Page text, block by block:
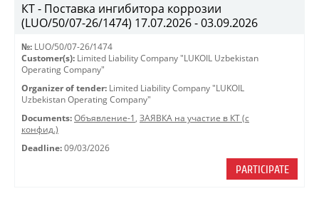
КТ - Поставка ингибитора коррозии
(LUO/50/07-26/1474) 17.07.2026 - 03.09.2026
№: LUO/50/07-26/1474
Customer(s): Limited Liability Company "LUKOIL Uzbekistan
Operating Company"
Organizer of tender: Limited Liability Company "LUKOIL
Uzbekistan Operating Company"
Documents: Объявление-1 , ЗАЯВКА на участие в КТ (с
конфид.)
Deadline: 09/03/2026
PARTICIPATE